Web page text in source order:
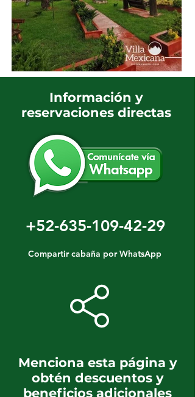
Información y
reservaciones directas
+52-635-109-42-29
Compartir cabaña por WhatsApp
Menciona esta página y
obtén descuentos y
beneficios adicionales